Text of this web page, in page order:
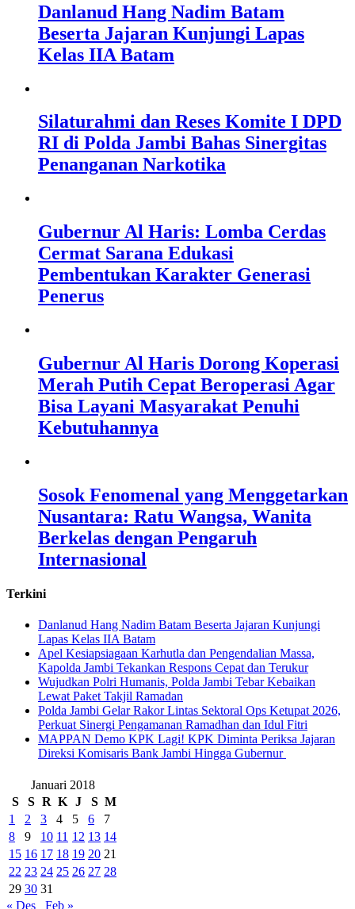
Danlanud Hang Nadim Batam
Beserta Jajaran Kunjungi Lapas
Kelas IIA Batam
Silaturahmi dan Reses Komite I DPD
RI di Polda Jambi Bahas Sinergitas
Penanganan Narkotika
Gubernur Al Haris: Lomba Cerdas
Cermat Sarana Edukasi
Pembentukan Karakter Generasi
Penerus
Gubernur Al Haris Dorong Koperasi
Merah Putih Cepat Beroperasi Agar
Bisa Layani Masyarakat Penuhi
Kebutuhannya
Sosok Fenomenal yang Menggetarkan
Nusantara: Ratu Wangsa, Wanita
Berkelas dengan Pengaruh
Internasional
Terkini
Danlanud Hang Nadim Batam Beserta Jajaran Kunjungi
Lapas Kelas IIA Batam
Apel Kesiapsiagaan Karhutla dan Pengendalian Massa,
Kapolda Jambi Tekankan Respons Cepat dan Terukur
Wujudkan Polri Humanis, Polda Jambi Tebar Kebaikan
Lewat Paket Takjil Ramadan
Polda Jambi Gelar Rakor Lintas Sektoral Ops Ketupat 2026,
Perkuat Sinergi Pengamanan Ramadhan dan Idul Fitri
‎MAPPAN Demo KPK Lagi! KPK Diminta Periksa Jajaran
Direksi Komisaris Bank Jambi Hingga Gubernur ‎
Januari 2018
S
S R K J S M
1
2 3 4 5 6
7
8
9 10 11 12 13 14
15 16 17 18 19 20 21
22 23 24 25 26 27 28
29 30 31
« Des
Feb »